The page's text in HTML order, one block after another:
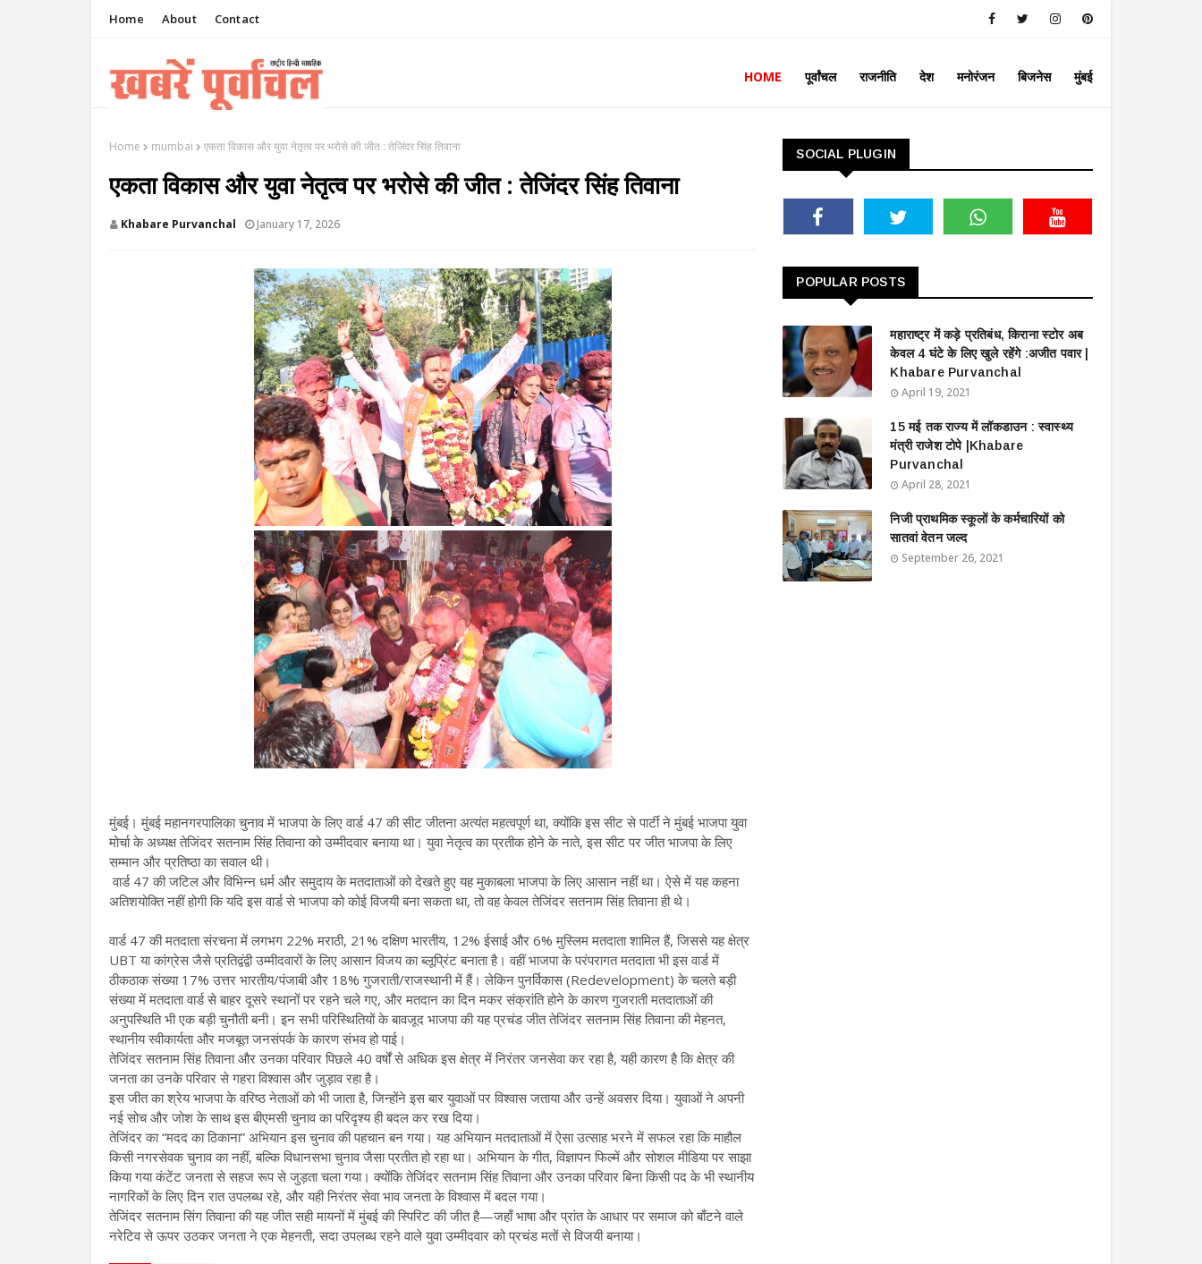
Home About Contact
HOME पूर्वांचल राजनीति देश मनोरंजन बिजनेस मुंबई
Home mumbai एकता विकास और युवा नेतृत्व पर भरोसे की जीत : तेजिंदर सिंह तिवाना
एकता विकास और युवा नेतृत्व पर भरोसे की जीत : तेजिंदर सिंह तिवाना
Khabare Purvanchal January 17, 2026
मुंबई। मुंबई महानगरपालिका चुनाव में भाजपा के लिए वार्ड 47 की सीट जीतना अत्यंत महत्वपूर्ण था, क्योंकि इस सीट से पार्टी ने मुंबई भाजपा युवा
मोर्चा के अध्यक्ष तेजिंदर सतनाम सिंह तिवाना को उम्मीदवार बनाया था। युवा नेतृत्व का प्रतीक होने के नाते, इस सीट पर जीत भाजपा के लिए
सम्मान और प्रतिष्ठा का सवाल थी।
वार्ड 47 की जटिल और विभिन्न धर्म और समुदाय के मतदाताओं को देखते हुए यह मुकाबला भाजपा के लिए आसान नहीं था। ऐसे में यह कहना
अतिशयोक्ति नहीं होगी कि यदि इस वार्ड से भाजपा को कोई विजयी बना सकता था, तो वह केवल तेजिंदर सतनाम सिंह तिवाना ही थे।
वार्ड 47 की मतदाता संरचना में लगभग 22% मराठी, 21% दक्षिण भारतीय, 12% ईसाई और 6% मुस्लिम मतदाता शामिल हैं, जिससे यह क्षेत्र
UBT या कांग्रेस जैसे प्रतिद्वंद्वी उम्मीदवारों के लिए आसान विजय का ब्लूप्रिंट बनाता है। वहीं भाजपा के परंपरागत मतदाता भी इस वार्ड में
ठीकठाक संख्या 17% उत्तर भारतीय/पंजाबी और 18% गुजराती/राजस्थानी में हैं। लेकिन पुनर्विकास (Redevelopment) के चलते बड़ी
संख्या में मतदाता वार्ड से बाहर दूसरे स्थानों पर रहने चले गए, और मतदान का दिन मकर संक्रांति होने के कारण गुजराती मतदाताओं की
अनुपस्थिति भी एक बड़ी चुनौती बनी। इन सभी परिस्थितियों के बावजूद भाजपा की यह प्रचंड जीत तेजिंदर सतनाम सिंह तिवाना की मेहनत,
स्थानीय स्वीकार्यता और मजबूत जनसंपर्क के कारण संभव हो पाई।
तेजिंदर सतनाम सिंह तिवाना और उनका परिवार पिछले 40 वर्षों से अधिक इस क्षेत्र में निरंतर जनसेवा कर रहा है, यही कारण है कि क्षेत्र की
जनता का उनके परिवार से गहरा विश्वास और जुड़ाव रहा है।
इस जीत का श्रेय भाजपा के वरिष्ठ नेताओं को भी जाता है, जिन्होंने इस बार युवाओं पर विश्वास जताया और उन्हें अवसर दिया। युवाओं ने अपनी
नई सोच और जोश के साथ इस बीएमसी चुनाव का परिदृश्य ही बदल कर रख दिया।
तेजिंदर का “मदद का ठिकाना” अभियान इस चुनाव की पहचान बन गया। यह अभियान मतदाताओं में ऐसा उत्साह भरने में सफल रहा कि माहौल
किसी नगरसेवक चुनाव का नहीं, बल्कि विधानसभा चुनाव जैसा प्रतीत हो रहा था। अभियान के गीत, विज्ञापन फिल्में और सोशल मीडिया पर साझा
किया गया कंटेंट जनता से सहज रूप से जुड़ता चला गया। क्योंकि तेजिंदर सतनाम सिंह तिवाना और उनका परिवार बिना किसी पद के भी स्थानीय
नागरिकों के लिए दिन रात उपलब्ध रहे, और यही निरंतर सेवा भाव जनता के विश्वास में बदल गया।
तेजिंदर सतनाम सिंग तिवाना की यह जीत सही मायनों में मुंबई की स्पिरिट की जीत है—जहाँ भाषा और प्रांत के आधार पर समाज को बाँटने वाले
नरेटिव से ऊपर उठकर जनता ने एक मेहनती, सदा उपलब्ध रहने वाले युवा उम्मीदवार को प्रचंड मतों से विजयी बनाया।
SOCIAL PLUGIN
POPULAR POSTS
महाराष्ट्र में कड़े प्रतिबंध, किराना स्टोर अब
केवल 4 घंटे के लिए खुले रहेंगे :अजीत पवार |
Khabare Purvanchal
April 19, 2021
15 मई तक राज्य में लॉकडाउन : स्वास्थ्य
मंत्री राजेश टोपे |Khabare
Purvanchal
April 28, 2021
निजी प्राथमिक स्कूलों के कर्मचारियों को
सातवां वेतन जल्द
September 26, 2021